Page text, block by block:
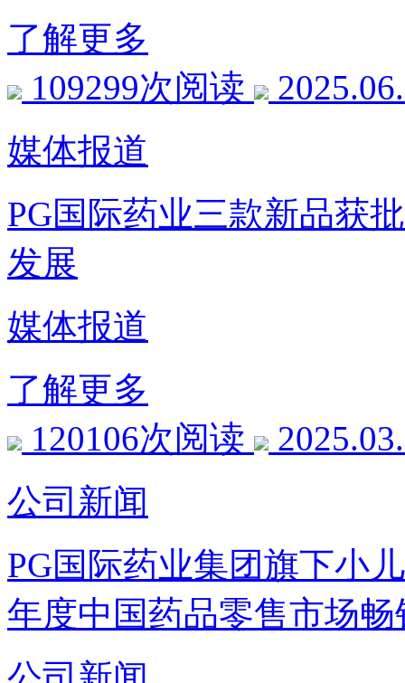
了解更多
109299次阅读
媒体报道
PG国际药业三款新品获
发展
媒体报道
了解更多
120106次阅读
公司新闻
PG国际药业集团旗下小
年度中国药品零售市场畅